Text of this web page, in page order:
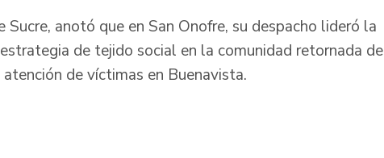
anotó que en San Onofre, su despacho lideró la
de tejido social en la comunidad retornada de
de víctimas en Buenavista.